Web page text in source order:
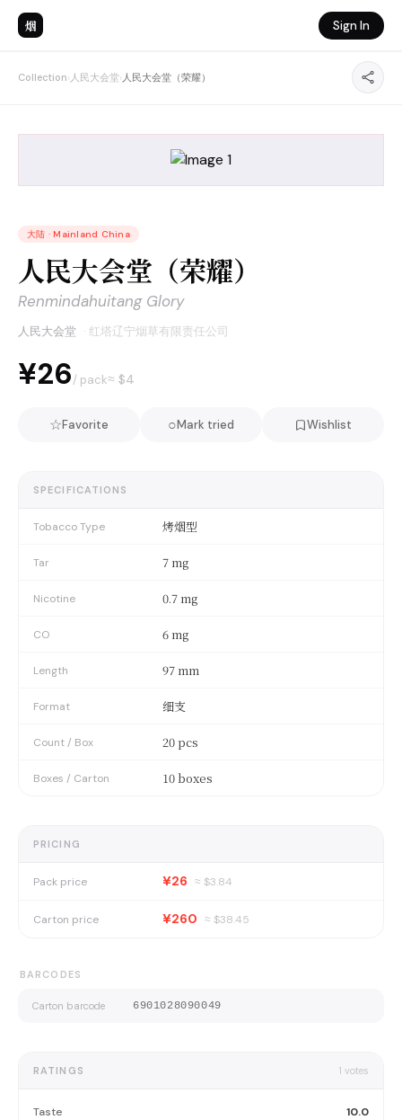
烟 Sign In
Collection› 人民大会堂› 人民大会堂（荣耀）
大陆 · Mainland China
人民大会堂（荣耀）
Renmindahuitang Glory
人民大会堂 · 红塔辽宁烟草有限责任公司
¥26/ pack≈ $4
☆Favorite ○Mark tried Wishlist
SPECIFICATIONS
Tobacco Type 烤烟型
Tar 7 mg
Nicotine 0.7 mg
CO 6 mg
Length 97 mm
Format 细支
Count / Box 20 pcs
Boxes / Carton 10 boxes
PRICING
Pack price ¥26 ≈ $3.84
Carton price ¥260 ≈ $38.45
BARCODES
Carton barcode 6901028090049
RATINGS 1 votes
Taste 10.0